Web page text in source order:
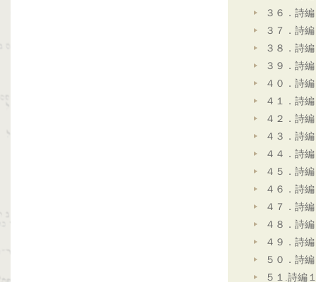
３６．詩
３７．詩
３８．詩
３９．詩
４０．詩
４１．詩
４２．詩
４３．詩
４４．詩
４５．詩
４６．詩
４７．詩
４８．詩
４９．詩
５０．詩
５１.詩編